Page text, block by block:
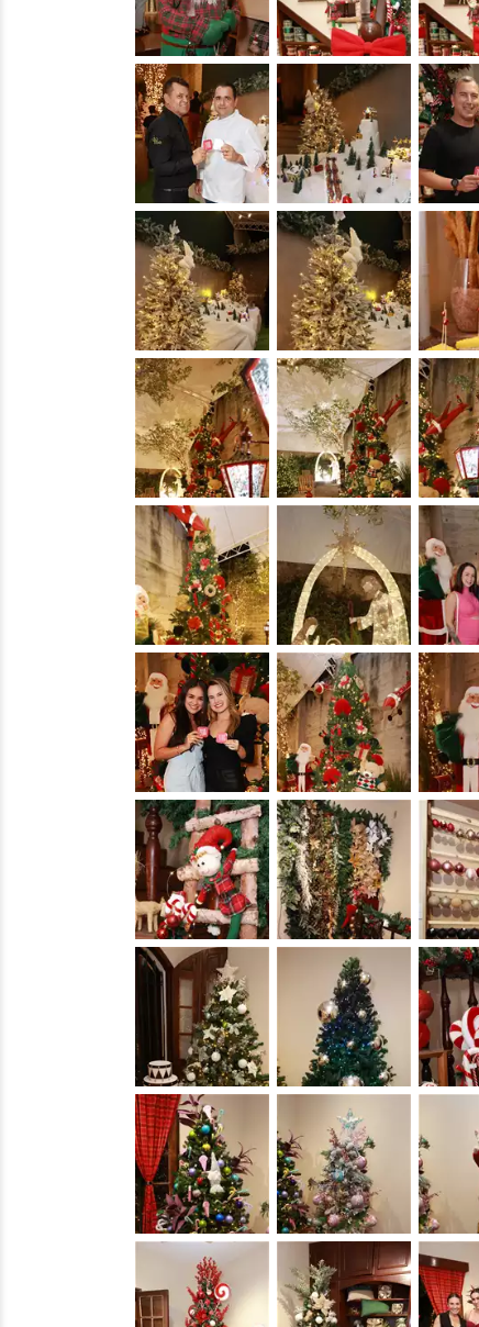
&nbsp; &nbsp; &nbsp;
&nbsp; &nbsp; &nbsp;
&nbsp; &nbsp; &nbsp;
&nbsp; &nbsp; &nbsp;
&nbsp; &nbsp; &nbsp;
&nbsp; &nbsp; &nbsp;
&nbsp; &nbsp;
&nbsp;
&nbsp; &nbsp; &nbsp;